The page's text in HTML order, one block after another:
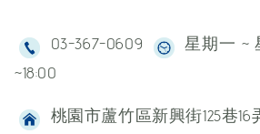
03-367-0609
星期一 ~
~18:00
桃園市蘆竹區新興街125巷16